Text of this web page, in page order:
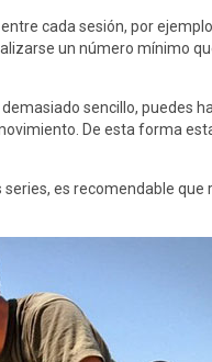
cada sesión, por
un número mínimo
sencillo, puedes
De esta forma
es recomendable